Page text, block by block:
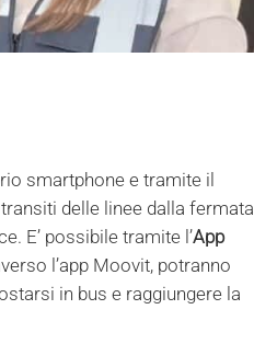
smartphone e tramite il
delle linee dalla fermata
E’ possibile tramite l’App
l’app Moovit, potranno
in bus e raggiungere la